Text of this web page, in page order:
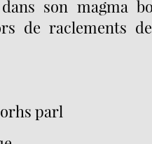
son magma
de raclements
parl